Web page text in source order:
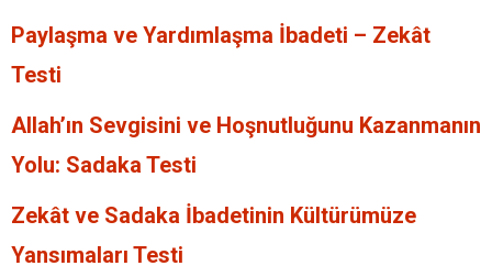
Paylaşma ve Yardımlaşma İbadeti – Zekât
Testi
Allah’ın Sevgisini ve Hoşnutluğunu Kazanmanın
Yolu: Sadaka Testi
Zekât ve Sadaka İbadetinin Kültürümüze
Yansımaları Testi